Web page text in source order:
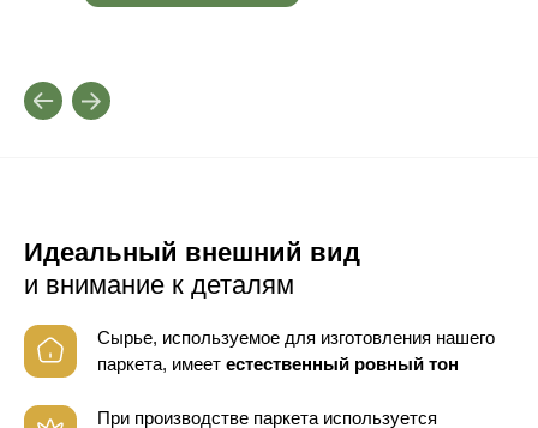
Идеальный внешний вид
и внимание к деталям
Сырье, используемое для изготовления нашего
паркета, имеет естественный ровный тон
При производстве паркета используется